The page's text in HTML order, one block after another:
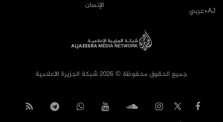
الإنسان
AJ+عربي
جميع الحقوق محفوظة © 2026 شبكة الجزيرة الاعلامية